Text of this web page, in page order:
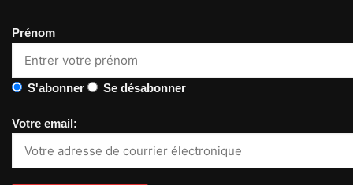
Prénom
S'abonner Se désabonner
Votre email: